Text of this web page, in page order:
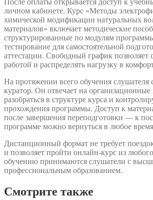
После оплаты открывается доступ к
личном кабинете. Курс «Методы
химической модификации натуральных
материалов» включает методические
структурированные по модулям
тестирование для самостоятельной
аттестации. Свободный график позволяет
работой и распределять нагрузку в
На протяжении всего обучения слушателя
куратор. Он отвечает на
разобраться в структуре курса и
прохождения программы. Доступ к
после завершения переподготовки — к
программе можно вернуться в любое
Дистанционный формат не требует
и позволяет пройти онлайн-курс из
обучению принимаются слушатели с
профессиональным образованием.
Смотрите также